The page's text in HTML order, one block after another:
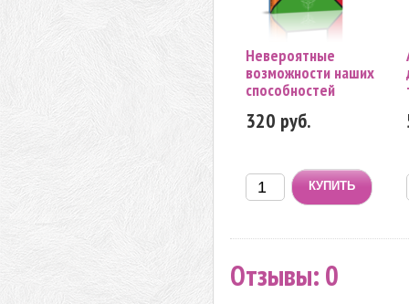
Невероятные
возможности наших
способностей
320 руб.
Отзывы: 0